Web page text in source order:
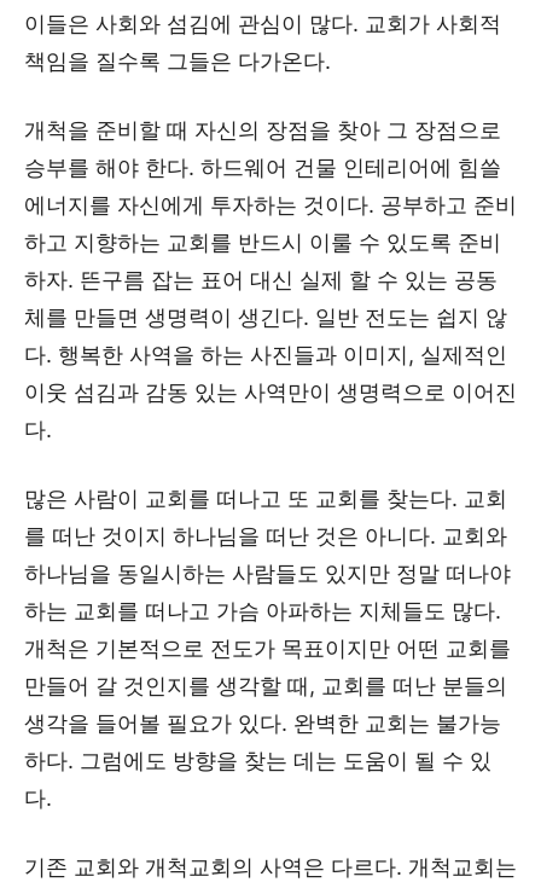
이들은 사회와 섬김에 관심이 많다. 교회가 사회적
책임을 질수록 그들은 다가온다.
개척을 준비할 때 자신의 장점을 찾아 그 장점으로
승부를 해야 한다. 하드웨어 건물 인테리어에 힘쓸
에너지를 자신에게 투자하는 것이다. 공부하고 준비
하고 지향하는 교회를 반드시 이룰 수 있도록 준비
하자. 뜬구름 잡는 표어 대신 실제 할 수 있는 공동
체를 만들면 생명력이 생긴다. 일반 전도는 쉽지 않
다. 행복한 사역을 하는 사진들과 이미지, 실제적인
이웃 섬김과 감동 있는 사역만이 생명력으로 이어진
다.
많은 사람이 교회를 떠나고 또 교회를 찾는다. 교회
를 떠난 것이지 하나님을 떠난 것은 아니다. 교회와
하나님을 동일시하는 사람들도 있지만 정말 떠나야
하는 교회를 떠나고 가슴 아파하는 지체들도 많다.
개척은 기본적으로 전도가 목표이지만 어떤 교회를
만들어 갈 것인지를 생각할 때, 교회를 떠난 분들의
생각을 들어볼 필요가 있다. 완벽한 교회는 불가능
하다. 그럼에도 방향을 찾는 데는 도움이 될 수 있
다.
기존 교회와 개척교회의 사역은 다르다. 개척교회는